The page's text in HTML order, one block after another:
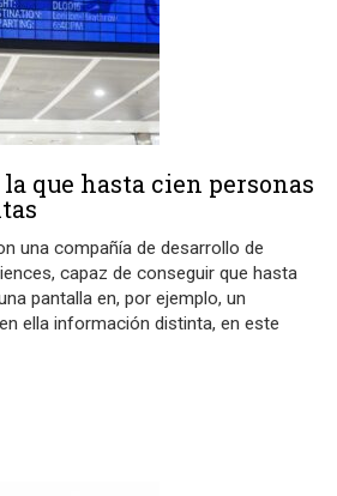
que hasta cien personas
una compañía de desarrollo de
capaz de conseguir que hasta
pantalla en, por ejemplo, un
ella información distinta, en este